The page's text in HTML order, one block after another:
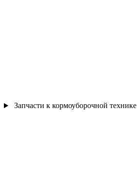
Запчасти к кормоуборочной технике